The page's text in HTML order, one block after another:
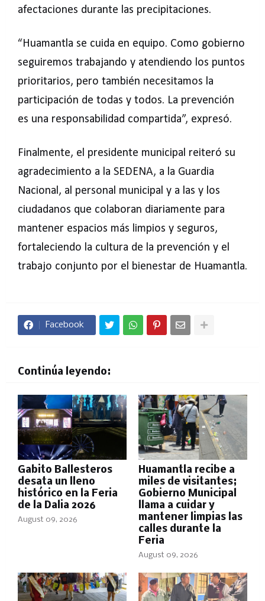
afectaciones durante las precipitaciones.
“Huamantla se cuida en equipo. Como gobierno
seguiremos trabajando y atendiendo los puntos
prioritarios, pero también necesitamos la
participación de todas y todos. La prevención
es una responsabilidad compartida”, expresó.
Finalmente, el presidente municipal reiteró su
agradecimiento a la SEDENA, a la Guardia
Nacional, al personal municipal y a las y los
ciudadanos que colaboran diariamente para
mantener espacios más limpios y seguros,
fortaleciendo la cultura de la prevención y el
trabajo conjunto por el bienestar de Huamantla.
Facebook
Continúa leyendo:
Gabito Ballesteros
desata un lleno
histórico en la Feria
de la Dalia 2026
August 09, 2026
Huamantla recibe a
miles de visitantes;
Gobierno Municipal
llama a cuidar y
mantener limpias las
calles durante la
Feria
August 09, 2026